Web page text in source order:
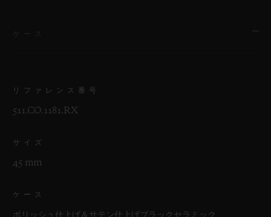
リファレンス番号
511.CO.1181.RX
サイズ
45 mm
ケース